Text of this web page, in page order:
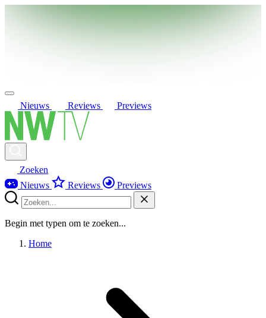
Nieuws Reviews Previews
Zoeken
Nieuws
Reviews Previews
Begin met typen om te zoeken...
Home